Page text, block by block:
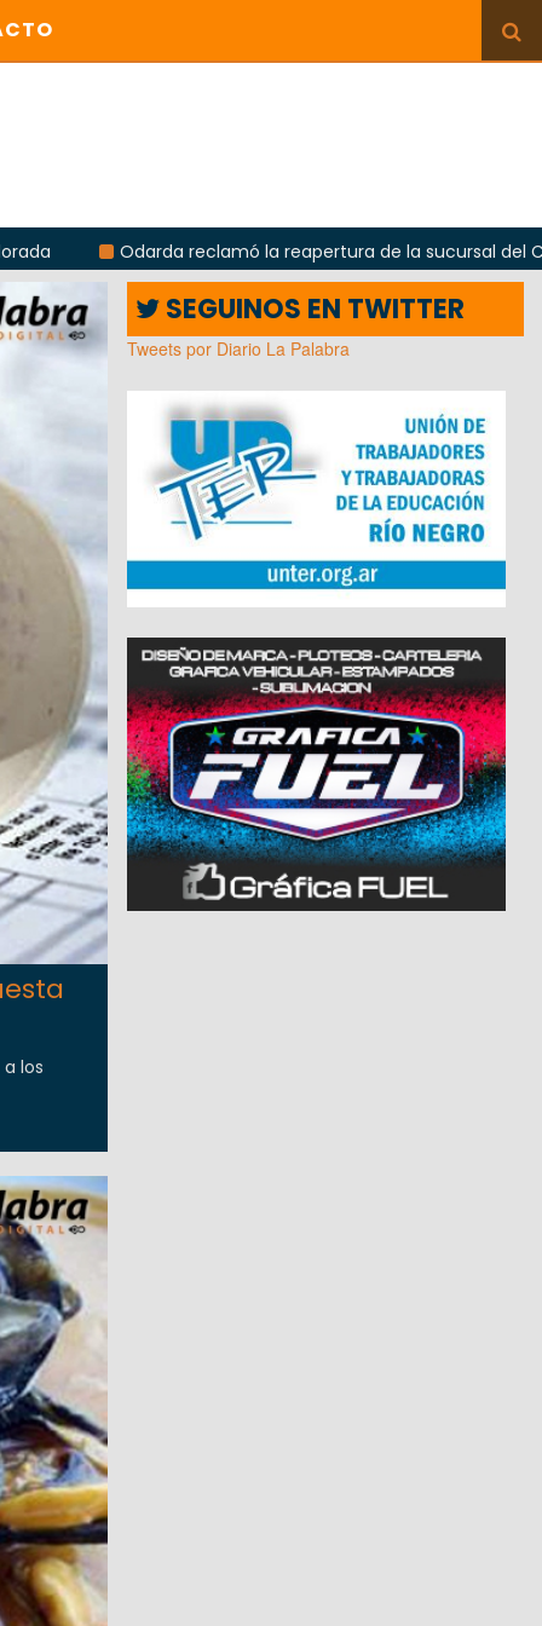
reclamó la reapertura de la sucursal del Correo Argentino en
los
SEGUINOS EN TWITTER
Tweets por Diario La Palabra